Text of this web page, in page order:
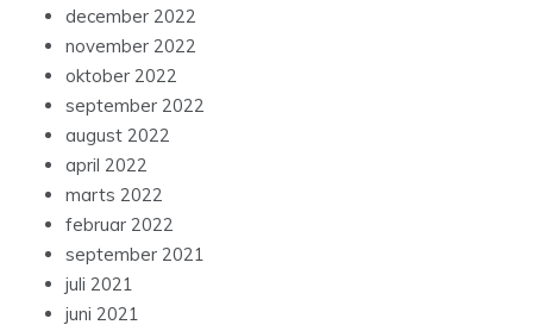
december 2022
november 2022
oktober 2022
september 2022
august 2022
april 2022
marts 2022
februar 2022
september 2021
juli 2021
juni 2021